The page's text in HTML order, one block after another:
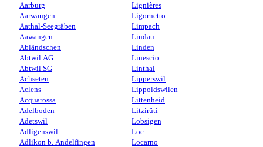
Aarburg
Aarwangen
Aathal-Seegräben
Aawangen
Abländschen
Abtwil AG
Abtwil SG
Achseten
Aclens
Acquarossa
Adelboden
Adetswil
Adligenswil
Adlikon b. Andelfingen
Lignières
Ligornetto
Limpach
Lindau
Linden
Linescio
Linthal
Lipperswil
Lippoldswilen
Littenheid
Litzirüti
Lobsigen
Loc
Locarno